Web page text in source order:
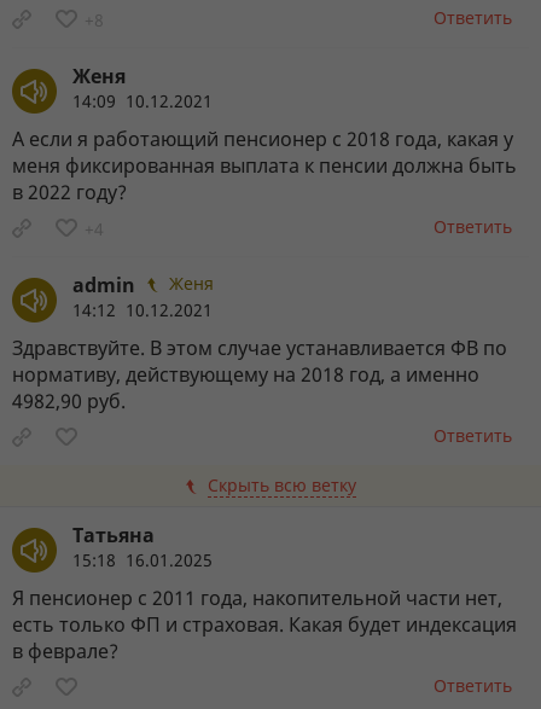
+8 Ответить
Женя
14:09 10.12.2021
А если я работающий пенсионер с 2018 года, какая у
меня фиксированная выплата к пенсии должна быть
в 2022 году?
+4 Ответить
admin
Женя
14:12 10.12.2021
Здравствуйте. В этом случае устанавливается ФВ по
нормативу, действующему на 2018 год, а именно
4982,90 руб.
Ответить
Скрыть всю ветку
Татьяна
15:18 16.01.2025
Я пенсионер с 2011 года, накопительной части нет,
есть только ФП и страховая. Какая будет индексация
в феврале?
Ответить